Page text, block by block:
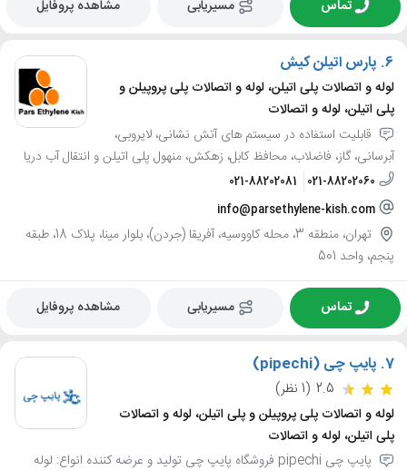
تماس مسیریابی مشاهده پروفایل
6. پارس اتیلن کیش
لوله و اتصالات پلی اتیلن، لوله و اتصالات پلی پروپیلن و
پلی اتیلن، لوله و اتصالات
قابلیت استفاده در سیستم های آتش نشانی، لایروبی،
آبرسانی، گاز، فاضلاب، محافظ کابل، زهکش، منهول پلی اتیلن و انتقال آب دریا
021-88202060
021-88202081
info@parsethylene-kish.com
تهران، منطقه 3، محله کاووسیه، آفریقا (جردن)، بلوار مینا، پلاک 18، طبقه
پنجم، واحد 501
تماس مسیریابی مشاهده پروفایل
7. پایپ چی (pipechi)
2.5 (1 نظر)
لوله و اتصالات پلی پروپیلن و پلی اتیلن، لوله و اتصالات
پلی اتیلن، لوله و اتصالات
پایپ چی pipechi فروشگاه پایپ چی تولید و عرضه کننده انواع: لوله